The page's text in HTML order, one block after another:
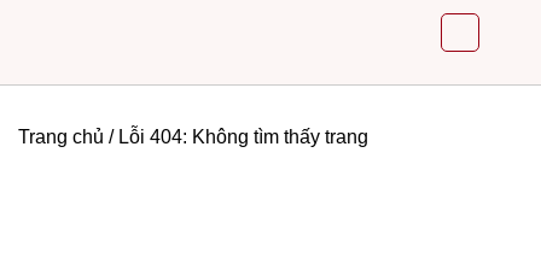
Trang chủ / Lỗi 404: Không tìm thấy trang